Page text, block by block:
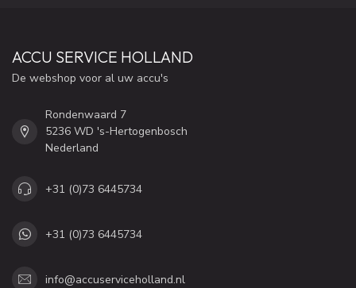
ACCU SERVICE HOLLAND
De webshop voor al uw accu's
Rondenwaard 7
5236 WD 's-Hertogenbosch
Nederland
+31 (0)73 6445734
+31 (0)73 6445734
info@accuserviceholland.nl